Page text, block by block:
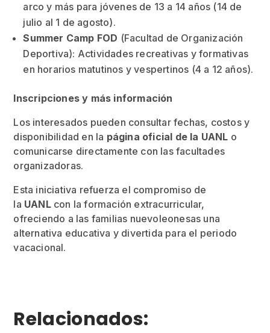
arco y más para jóvenes de 13 a 14 años (14 de
julio al 1 de agosto).
Summer Camp FOD (Facultad de Organización
Deportiva): Actividades recreativas y formativas
en horarios matutinos y vespertinos (4 a 12 años).
Inscripciones y más información
Los interesados pueden consultar fechas, costos y
disponibilidad en la página oficial de la UANL o
comunicarse directamente con las facultades
organizadoras.
Esta iniciativa refuerza el compromiso de
la UANLcon la formación extracurricular,
ofreciendo a las familias nuevoleonesas una
alternativa educativa y divertida para el periodo
vacacional.
Relacionados: